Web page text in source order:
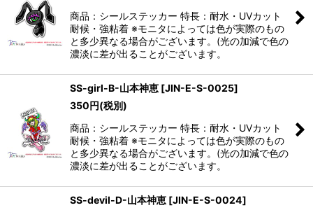
商品：シールステッカー 特長：耐水・UVカット
耐候・強粘着 ※モニタによっては色が実際のもの
と多少異なる場合がございます。(光の加減で色の
濃淡に差が出ることがございます。
SS-girl-B-山本神恵 [JIN-E-S-0025]
350円(税別)
商品：シールステッカー 特長：耐水・UVカット
耐候・強粘着 ※モニタによっては色が実際のもの
と多少異なる場合がございます。(光の加減で色の
濃淡に差が出ることがございます。
SS-devil-D-山本神恵 [JIN-E-S-0024]